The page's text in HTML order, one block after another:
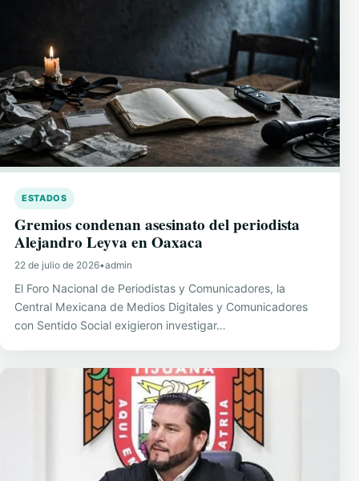
ESTADOS
Gremios condenan asesinato del periodista
Alejandro Leyva en Oaxaca
22 de julio de 2026•admin
El Foro Nacional de Periodistas y Comunicadores, la
Central Mexicana de Medios Digitales y Comunicadores
con Sentido Social exigieron investigar…